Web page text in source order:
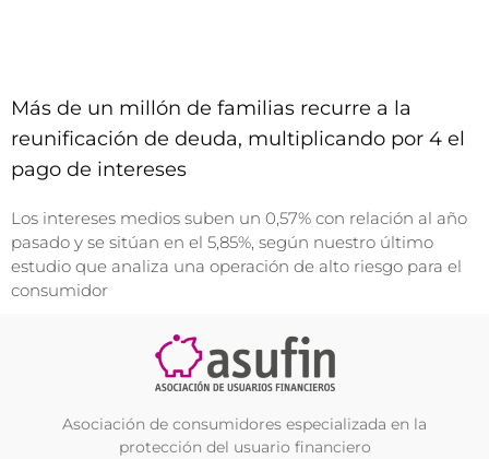
Más de un millón de familias recurre a la
reunificación de deuda, multiplicando por 4 el
pago de intereses
Los intereses medios suben un 0,57% con relación al año
pasado y se sitúan en el 5,85%, según nuestro último
estudio que analiza una operación de alto riesgo para el
consumidor
Asociación de consumidores especializada en la
protección del usuario financiero